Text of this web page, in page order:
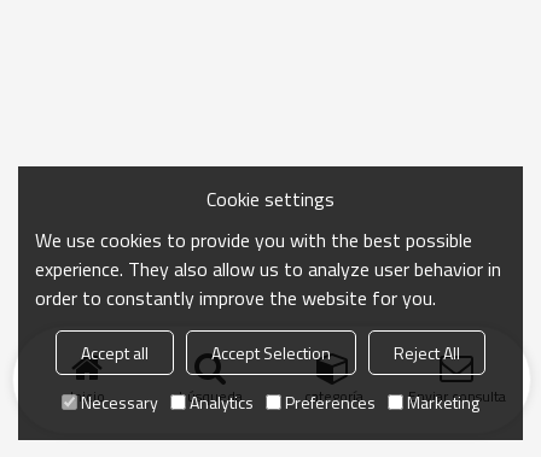
Inicio búsqueda categoría Enviar consulta
Cookie settings
We use cookies to provide you with the best possible
experience. They also allow us to analyze user behavior in
order to constantly improve the website for you.
Accept all Accept Selection
Reject All
Necessary
Analytics Preferences Marketing